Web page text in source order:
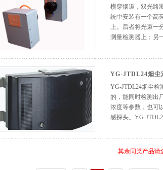
横穿烟道，双光路
统中安装有一个高
上。后者将光束一
测量检测器上；另
YG-JTDL24烟尘
YG-JTDL24烟尘检
的，能同时检测出
浓度等参数，也可
感探头。YG-
其余同类产品请